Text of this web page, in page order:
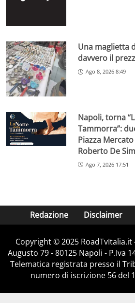
Una maglietta
davvero il
Ago 8, 2026 8:49
Napoli, torna
Tammorra”:
Piazza
Roberto De
Ago 7, 2026 17:51
Redazione Disclaimer
Copyright ©️ 2025 RoadTvItalia.it
Augusto 79 - 80125 Napoli - P.Iva
Telematica registrata presso il
numero di iscrizione 56 del